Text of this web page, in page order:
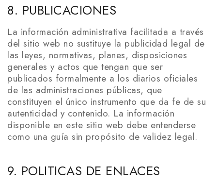
8. PUBLICACIONES
La información administrativa facilitada a través
del sitio web no sustituye la publicidad legal de
las leyes, normativas, planes, disposiciones
generales y actos que tengan que ser
publicados formalmente a los diarios oficiales
de las administraciones públicas, que
constituyen el único instrumento que da fe de su
autenticidad y contenido. La información
disponible en este sitio web debe entenderse
como una guía sin propósito de validez legal.
9. POLITICAS DE ENLACES